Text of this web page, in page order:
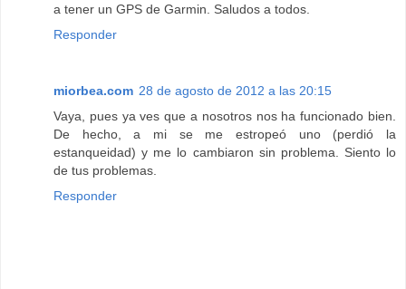
a tener un GPS de Garmin. Saludos a todos.
Responder
miorbea.com 28 de agosto de 2012 a las 20:15
Vaya, pues ya ves que a nosotros nos ha funcionado bien.
De hecho, a mi se me estropeó uno (perdió la
estanqueidad) y me lo cambiaron sin problema. Siento lo
de tus problemas.
Responder